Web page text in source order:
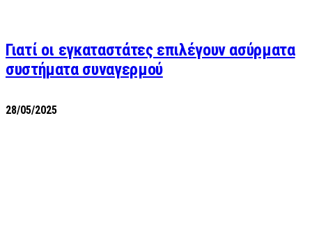
Γιατί οι εγκαταστάτες επιλέγουν ασύρματα
συστήματα συναγερμού
28/05/2025